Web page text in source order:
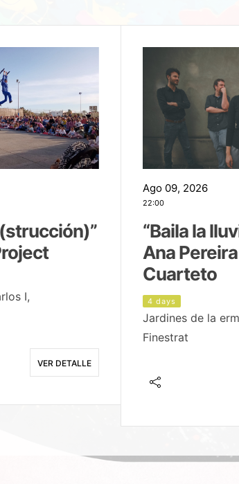
I,
VER DETALLE
Ago 09, 2026
22:00
“Baila la
Ana Pereira
Cuarteto
4 days
Jardines de la
Finestrat